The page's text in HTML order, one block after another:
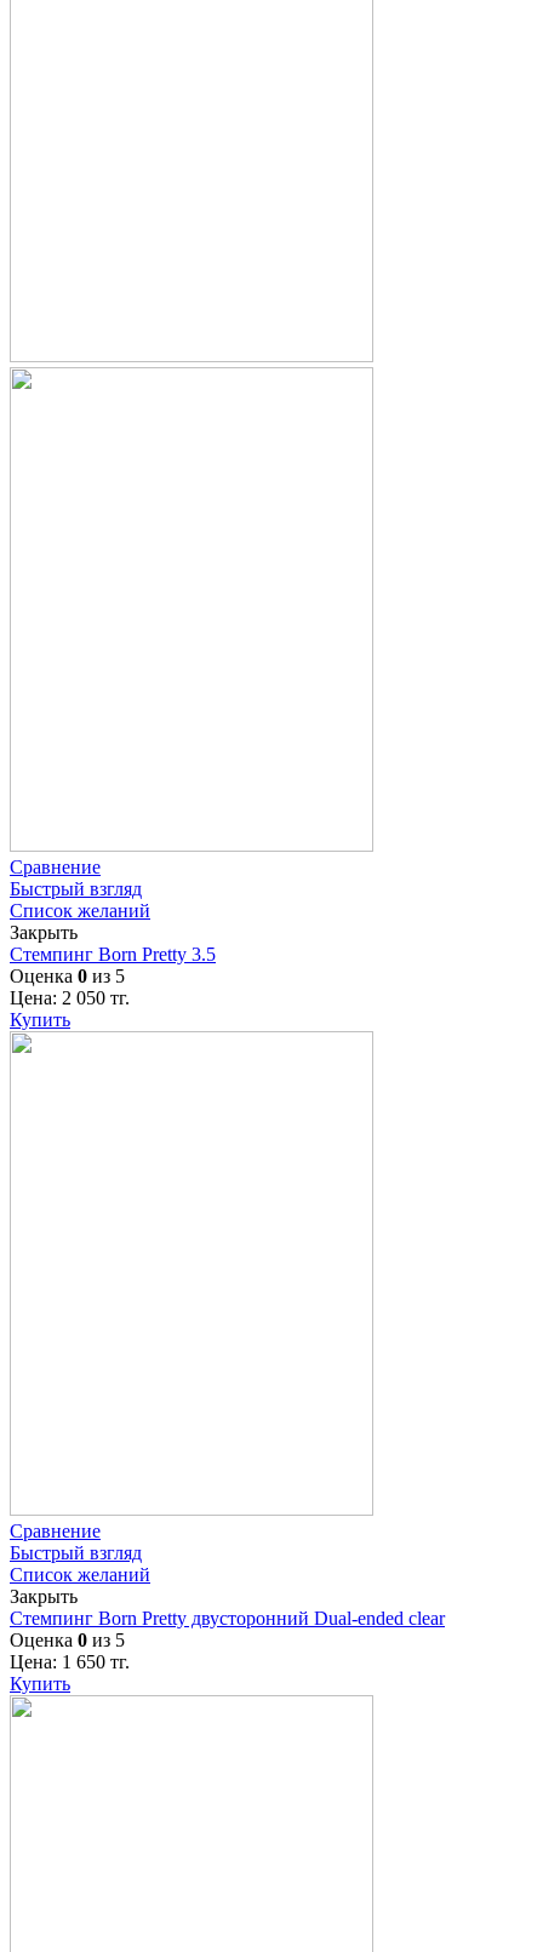
Сравнение
Быстрый взгляд
Список желаний
Закрыть
Стемпинг Born Pretty 3.5
Оценка 0 из 5
Цена: 2 050 тг.
Купить
Сравнение
Быстрый взгляд
Список желаний
Закрыть
Стемпинг Born Pretty двусторонний Dual-ended clear
Оценка 0 из 5
Цена: 1 650 тг.
Купить